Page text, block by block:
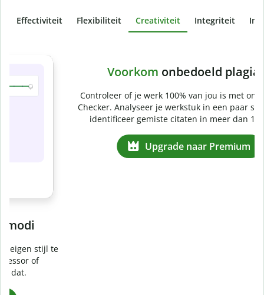
Effectiviteit Flexibiliteit Creativiteit Integriteit
Slide 4 of 6
Controleer of je werk 100% van jou is met onze Plagiaat
Checker. Analyseer je werkstuk in een paar seconden en